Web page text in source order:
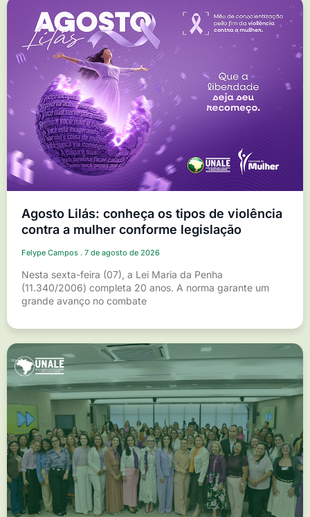
Agosto Lilás: conheça os tipos de violência
contra a mulher conforme legislação
Felype Campos 7 de agosto de 2026
Nesta sexta-feira (07), a Lei Maria da Penha
(11.340/2006) completa 20 anos. A norma garante um
grande avanço no combate